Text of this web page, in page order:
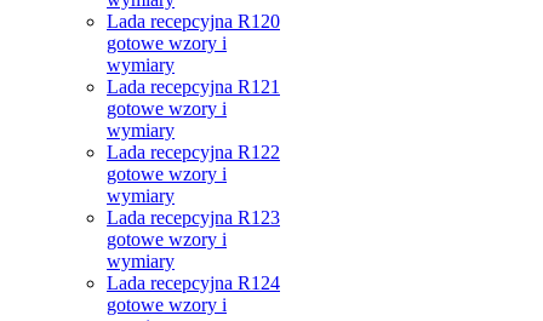
Lada recepcyjna R120
gotowe wzory i
wymiary
Lada recepcyjna R121
gotowe wzory i
wymiary
Lada recepcyjna R122
gotowe wzory i
wymiary
Lada recepcyjna R123
gotowe wzory i
wymiary
Lada recepcyjna R124
gotowe wzory i